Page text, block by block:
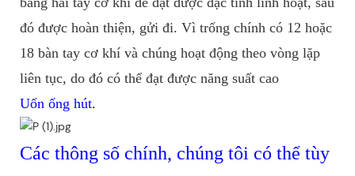
đó được hoàn thiện, gửi đi. Vì trống chính có 12 hoặc
18 bàn tay cơ khí và chúng hoạt động theo vòng lặp
liên tục, do đó có thể đạt được năng suất cao
Uốn ống hút.
Các thông số chính, chúng tôi có thể tùy